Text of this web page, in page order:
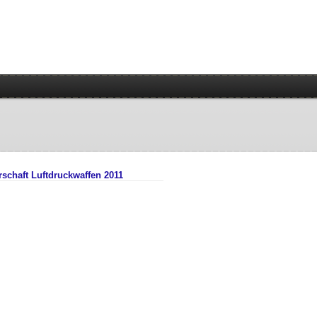
Luftdruckwaffen 2011